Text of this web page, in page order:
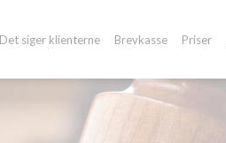
Det siger klienterne Brevkasse Priser